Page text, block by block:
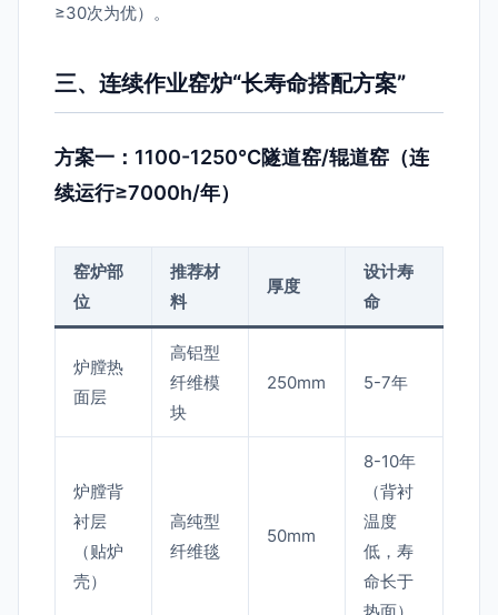
≥30次为优）。
三、连续作业窑炉“长寿命搭配方案”
方案一：1100-1250℃隧道窑/辊道窑（连
续运行≥7000h/年）
窑炉部
位
推荐材
料
厚度
设计寿
命
炉膛热
面层
高铝型
纤维模
块
250mm 5-7年
炉膛背
衬层
（贴炉
壳）
高纯型
纤维毯
50mm
8-10年
（背衬
温度
低，寿
命长于